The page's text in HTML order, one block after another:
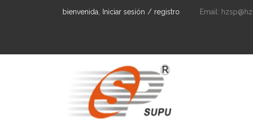
bienvenida, Iniciar sesión / registro Email: